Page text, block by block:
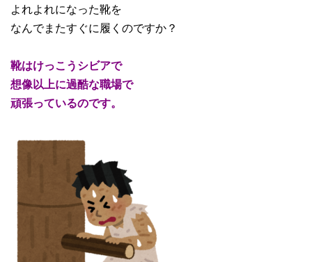
よれよれになった靴を
なんでまたすぐに履くのですか？
靴はけっこうシビアで
想像以上に過酷な職場で
頑張っているのです。